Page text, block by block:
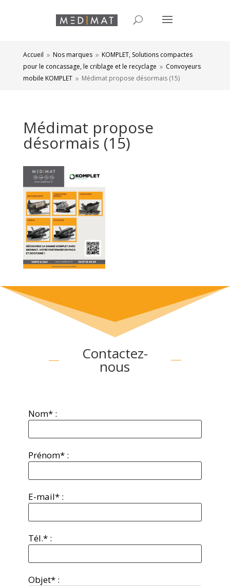
Accueil 9 Nos marques 9 KOMPLET, Solutions compactes
pour le concassage, le criblage et le recyclage 9 Convoyeurs
mobile KOMPLET 9 Médimat propose désormais (15)
Médimat propose
désormais (15)
Contactez-
nous
Nom* :
Prénom* :
E-mail* :
Tél.* :
Objet* :